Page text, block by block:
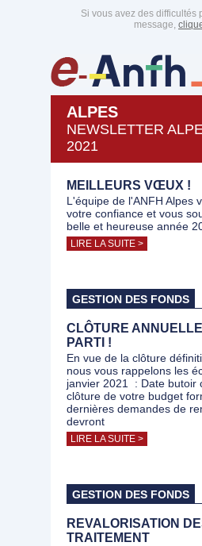
Si vous avez des difficultés
message,
ALPES
NEWSLETTER
2021
MEILLEURS VŒUX !
L'équipe de l'ANFH Alpes
votre confiance et vous
belle et heureuse année
LIRE LA SUITE >
GESTION DES FONDS
CLÔTURE
PARTI !
En vue de la clôture
nous vous rappelons les
janvier 2021 : Date butoir
clôture de votre budget
dernières demandes de
devront
LIRE LA SUITE >
GESTION DES FONDS
REVALORISATION
TRAITEMENT